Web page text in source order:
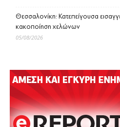
Θεσσαλονίκη: Κατεπείγουσα
κακοποίηση χελώνων
05/08/2026